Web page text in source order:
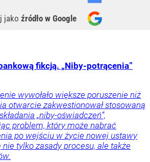
jako źródło w Google
fikcją. „Niby-potrącenia”
wywołało większe poruszenie niż
otwarcie zakwestionował stosowaną
„niby-oświadczeń”,
problem, który może nabrać
po wejściu w życie nowej ustawy
tylko zasady procesu, ale także